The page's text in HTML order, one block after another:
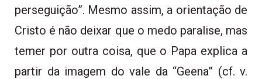
perseguição”. Mesmo assim, a orientação de
Cristo é não deixar que o medo paralise, mas
temer por outra coisa, que o Papa explica a
partir da imagem do vale da “Geena” (cf. v.